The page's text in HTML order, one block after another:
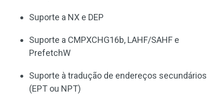
Suporte a NX e DEP
Suporte a CMPXCHG16b, LAHF/SAHF e
PrefetchW
Suporte à tradução de endereços secundários
(EPT ou NPT)